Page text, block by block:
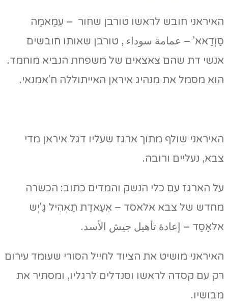
האיראני חובש לראשו טורבן שחור – עִמַאמַה
סַוְדַאא' – عمامة سوداء , טורבן שאותו חובשים
אנשי דת שהם צאצאים של משפחת הנביא מוחמד.
הוא מסמל את מנהיג איראן האייתוללה ח'אמנאי.
האיראני שולף מתוך ארגז שעליו דגל איראן מדי
צבא, נעליים ורובה.
על הארגז עם כלי הנשק והמדים כתוב: הכשרה
מחדש של צבא אלאסד – אִעַאדַת תַאְהִיל גַ'יְש
אלאַסַד – إعادة تأهيل جيش الأسد.
האיראני מושיט את הציוד לחייל הסורי שעומד עירום
רק עם קסדה לראשו וסנדלים לרגליו, ומסתיר את
מבושיו.